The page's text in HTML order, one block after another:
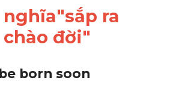
nghĩa"sắp ra
đời"
born soon